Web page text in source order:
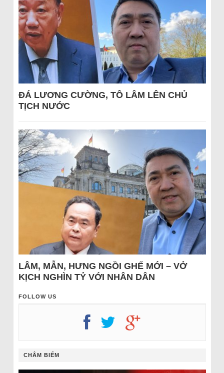
ĐÁ LƯƠNG CƯỜNG, TÔ LÂM LÊN CHỦ
TỊCH NƯỚC
LÂM, MẪN, HƯNG NGỒI GHẾ MỚI – VỞ
KỊCH NGHÌN TỶ VỚI NHÂN DÂN
FOLLOW US
CHÂM BIẾM